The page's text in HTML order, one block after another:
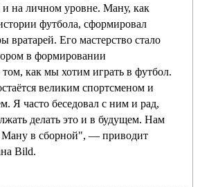
и на личном уровне. Ману, как
футбола, сформировал
вратарей. Его мастерство стало
в формировании
том, как мы хотим играть в футбол.
великим спортсменом и
Я часто беседовал с ним и рад,
делать это и в будущем. Нам
Ману в сборной", — приводит
Bild.